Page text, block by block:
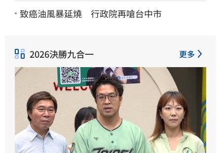
致癌油風暴延燒 行政院再嗆台中市
2026決勝九合一 更多